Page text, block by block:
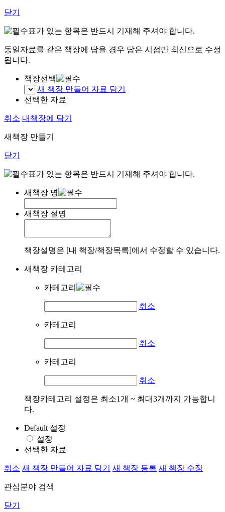
닫기
표가 있는 항목은 반드시 기재해 주셔야 합니다.
동일자료를 같은 책장에 담을 경우 담은 시점만 최신으로 수정
됩니다.
책장선택
새 책장 만들어 자료 담기
선택한 자료
취소 내책장에 담기
새책장 만들기
닫기
표가 있는 항목은 반드시 기재해 주셔야 합니다.
새책장 명
새책장 설명
책장설명은 [내 책장/책장목록]에서 수정할 수 있습니다.
새책장 카테고리
카테고리
취소
카테고리
취소
카테고리
취소
책장카테고리 설정은 최소1개 ~ 최대3개까지 가능합니
다.
Default 설정
설정
선택한 자료
취소 새 책장 만들어 자료 담기 새 책장 등록 새 책장 수정
관심분야 검색
닫기